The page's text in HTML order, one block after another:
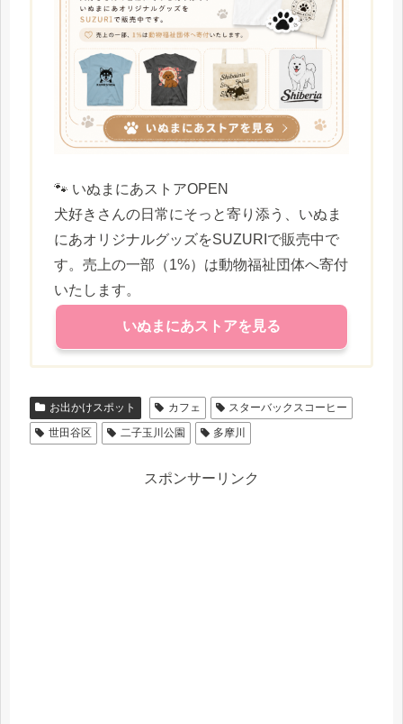
🐾 いぬまにあストアOPEN
犬好きさんの日常にそっと寄り添う、いぬま
にあオリジナルグッズをSUZURIで販売中で
す。売上の一部（1%）は動物福祉団体へ寄付
いたします。
いぬまにあストアを見る
お出かけスポット カフェ
スターバックスコーヒー
世田谷区
二子玉川公園 多摩川
スポンサーリンク